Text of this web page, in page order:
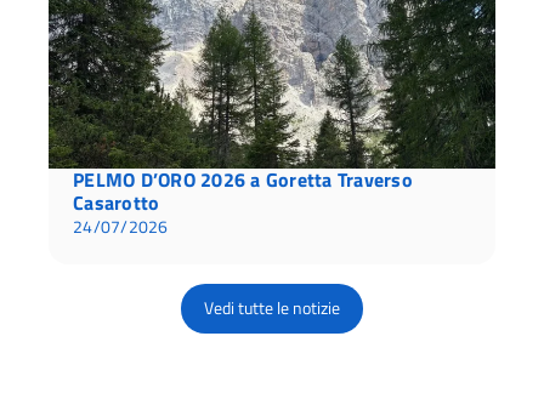
PELMO D’ORO 2026 a Goretta Traverso
Casarotto
24/07/2026
Vedi tutte le notizie